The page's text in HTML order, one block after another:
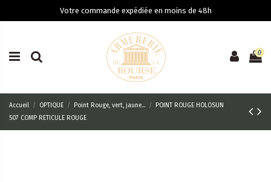
Votre commande expédiée en moins de 48h
0
Accueil OPTIQUE Point Rouge, vert, jaune...
POINT ROUGE HOLOSUN
507 COMP RETICULE ROUGE